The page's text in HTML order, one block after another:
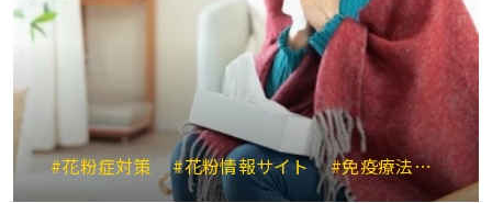
#花粉症対策 #花粉情報サイト #免疫療法 #鼻う